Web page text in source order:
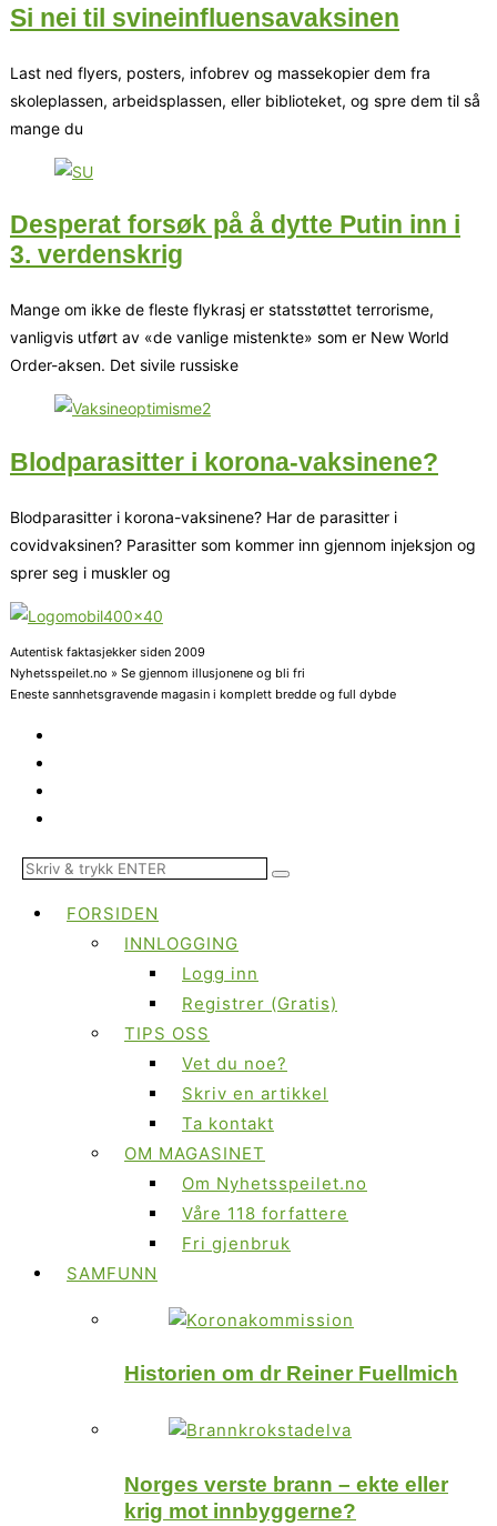
Si nei til svineinfluensavaksinen
Last ned flyers, posters, infobrev og massekopier dem fra
skoleplassen, arbeidsplassen, eller biblioteket, og spre dem til så
mange du
Desperat forsøk på å dytte Putin inn i
3. verdenskrig
Mange om ikke de fleste flykrasj er statsstøttet terrorisme,
vanligvis utført av «de vanlige mistenkte» som er New World
Order-aksen. Det sivile russiske
Blodparasitter i korona-vaksinene?
Blodparasitter i korona-vaksinene? Har de parasitter i
covidvaksinen? Parasitter som kommer inn gjennom injeksjon og
sprer seg i muskler og
Autentisk faktasjekker siden 2009
Nyhetsspeilet.no » Se gjennom illusjonene og bli fri
Eneste sannhetsgravende magasin i komplett bredde og full dybde
FORSIDEN
INNLOGGING
Logg inn
Registrer (Gratis)
TIPS OSS
Vet du noe?
Skriv en artikkel
Ta kontakt
OM MAGASINET
Om Nyhetsspeilet.no
Våre 118 forfattere
Fri gjenbruk
SAMFUNN
Historien om dr Reiner Fuellmich
Norges verste brann – ekte eller
krig mot innbyggerne?